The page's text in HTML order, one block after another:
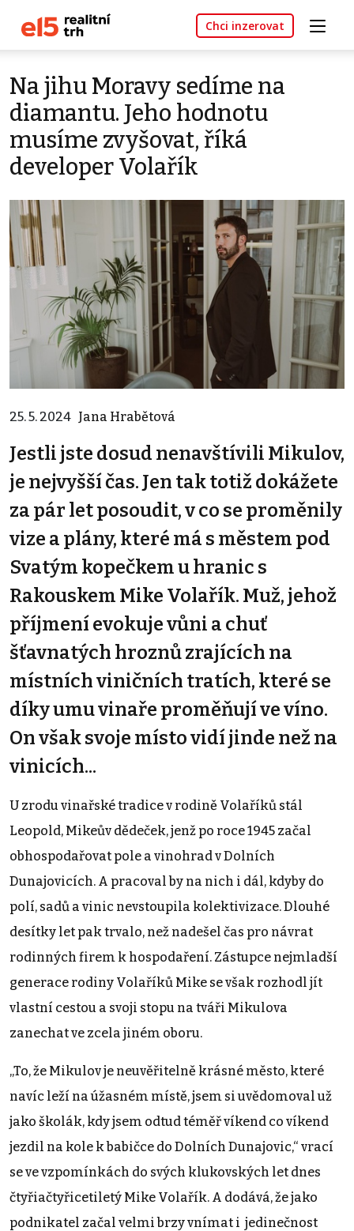
Chci inzerovat
Na jihu Moravy sedíme na
diamantu. Jeho hodnotu
musíme zvyšovat, říká
developer Volařík
25. 5. 2024 Jana Hrabětová
Jestli jste dosud nenavštívili Mikulov,
je nejvyšší čas. Jen tak totiž dokážete
za pár let posoudit, v co se proměnily
vize a plány, které má s městem pod
Svatým kopečkem u hranic s
Rakouskem Mike Volařík. Muž, jehož
příjmení evokuje vůni a chuť
šťavnatých hroznů zrajících na
místních viničních tratích, které se
díky umu vinaře proměňují ve víno.
On však svoje místo vidí jinde než na
vinicích...
U zrodu vinařské tradice v rodině Volaříků stál
Leopold, Mikeův dědeček, jenž po roce 1945 začal
obhospodařovat pole a vinohrad v Dolních
Dunajovicích. A pracoval by na nich i dál, kdyby do
polí, sadů a vinic nevstoupila kolektivizace. Dlouhé
desítky let pak trvalo, než nadešel čas pro návrat
rodinných firem k hospodaření. Zástupce nejmladší
generace rodiny Volaříků Mike se však rozhodl jít
vlastní cestou a svoji stopu na tváři Mikulova
zanechat ve zcela jiném oboru.
„To, že Mikulov je neuvěřitelně krásné město, které
navíc leží na úžasném místě, jsem si uvědomoval už
jako školák, kdy jsem odtud téměř víkend co víkend
jezdil na kole k babičce do Dolních Dunajovic,“ vrací
se ve vzpomínkách do svých klukovských let dnes
čtyřiačtyřicetiletý Mike Volařík. A dodává, že jako
podnikatel začal velmi brzy vnímat i jedinečnost